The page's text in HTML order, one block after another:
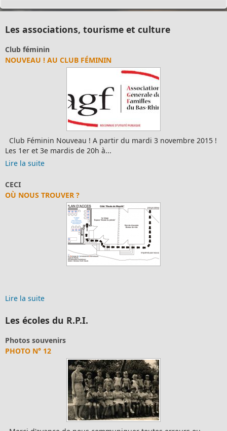
Les associations, tourisme et culture
Club féminin
NOUVEAU ! AU CLUB FÉMININ
Club Féminin Nouveau ! A partir du mardi 3 novembre 2015 !
Les 1er et 3e mardis de 20h à...
Lire la suite
CECI
OÙ NOUS TROUVER ?
Lire la suite
Les écoles du R.P.I.
Photos souvenirs
PHOTO N° 12